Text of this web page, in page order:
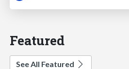
Featured
See All Featured